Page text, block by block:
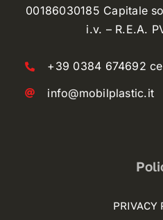
00186030185 Capitale
i.v. – R.E.A.
+39 0384 674692
info@mobilplastic.it
PRIVACY